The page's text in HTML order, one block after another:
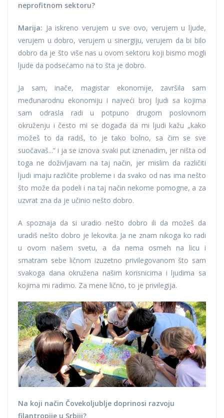
neprofitnom sektoru?
Marija: Ja iskreno verujem u sve ovo, verujem u ljude,
verujem u dobro, verujem u sinergiju, verujem da bi bilo
dobro da je što više nas u ovom sektoru koji bismo mogli
ljude da podsećamo na to šta je dobro.
Ja sam, inače, magistar ekonomije, završila sam
međunarodnu ekonomiju i najveći broj ljudi sa kojima
sam odrasla radi u potpuno drugom poslovnom
okruženju i često mi se događa da mi ljudi kažu „kako
možeš to da radiš, to je tako bolno, sa čim se sve
suočavaš...“ i ja se iznova svaki put iznenadim, jer ništa od
toga ne doživljavam na taj način, jer mislim da različiti
ljudi imaju različite probleme i da svako od nas ima nešto
što može da podeli i na taj način nekome pomogne, a za
uzvrat zna da je učinio nešto dobro.
A spoznaja da si uradio nešto dobro ili da možeš da
uradiš nešto dobro je lekovita. Ja ne znam nikoga ko radi
u ovom našem svetu, a da nema osmeh na licu i
smatram sebe ličnom izuzetno privilegovanom što sam
svakoga dana okružena našim korisnicima i ljudima sa
kojima mi radimo. Za mene lično, to je privilegija.
Na koji način Čovekoljublje doprinosi razvoju
filantropije u Srbiji?